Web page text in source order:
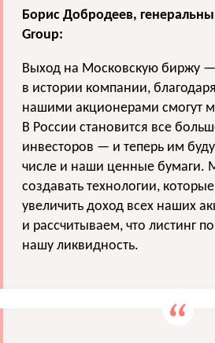
Борис Добродеев,
Group:
Выход на Московскую биржу
в истории компании,
нашими акционерами смогут
В России становится все
инвесторов — и теперь им
числе и наши ценные бумаги.
создавать технологии,
увеличить доход всех наших
и рассчитываем, что листинг
нашу ликвидность.